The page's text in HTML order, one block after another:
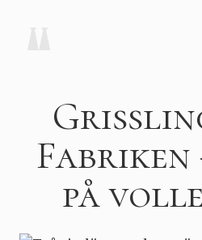
Fabriken
på